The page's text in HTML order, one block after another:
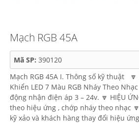
Mạch RGB 45A
Mã SP: 390120
Mạch RGB 45A I. Thông số kỹ thuật 🔽
Khiển LED 7 Màu RGB Nháy Theo
động nhận điện áp 3 – 24v. 🔽 HIỆU
theo hiệu ứng , chớp nháy theo nhạc
kỹ xảo và khách hàng thay đổi hiệu